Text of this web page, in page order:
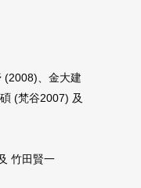
(2008)、金大建
(梵谷2007) 及
竹田賢一